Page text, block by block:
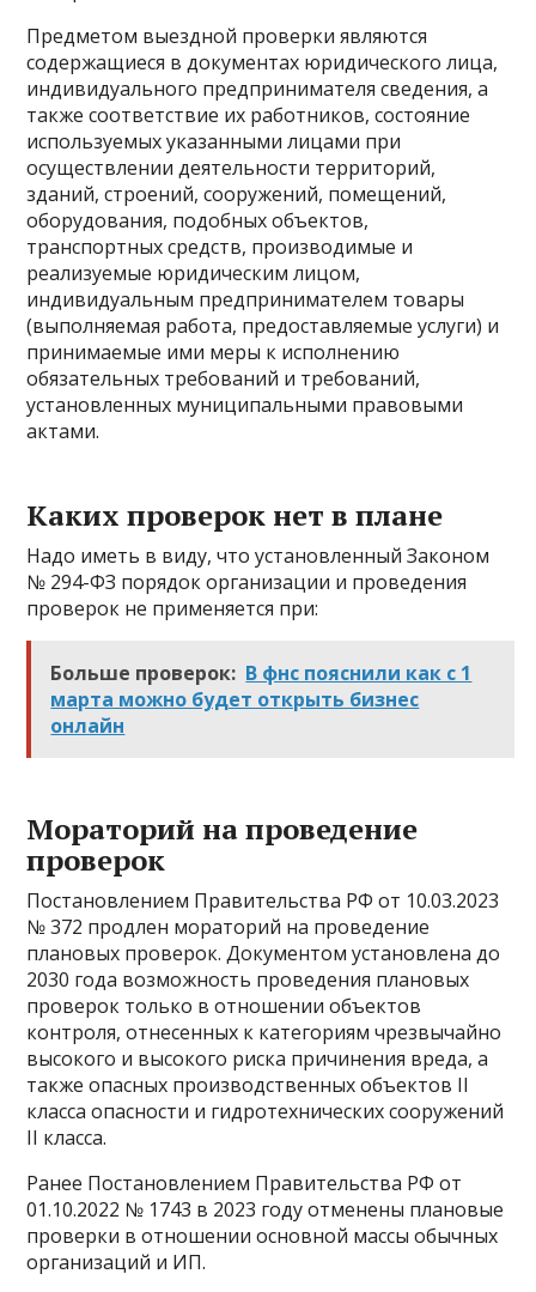
Предметом выездной проверки являются
содержащиеся в документах юридического лица,
индивидуального предпринимателя сведения, а
также соответствие их работников, состояние
используемых указанными лицами при
осуществлении деятельности территорий,
зданий, строений, сооружений, помещений,
оборудования, подобных объектов,
транспортных средств, производимые и
реализуемые юридическим лицом,
индивидуальным предпринимателем товары
(выполняемая работа, предоставляемые услуги) и
принимаемые ими меры к исполнению
обязательных требований и требований,
установленных муниципальными правовыми
актами.
Каких проверок нет в плане
Надо иметь в виду, что установленный Законом
№ 294-ФЗ порядок организации и проведения
проверок не применяется при:
Больше проверок: В фнс пояснили как с 1
марта можно будет открыть бизнес
онлайн
Мораторий на проведение
проверок
Постановлением Правительства РФ от 10.03.2023
№ 372 продлен мораторий на проведение
плановых проверок. Документом установлена до
2030 года возможность проведения плановых
проверок только в отношении объектов
контроля, отнесенных к категориям чрезвычайно
высокого и высокого риска причинения вреда, а
также опасных производственных объектов II
класса опасности и гидротехнических сооружений
II класса.
Ранее Постановлением Правительства РФ от
01.10.2022 № 1743 в 2023 году отменены плановые
проверки в отношении основной массы обычных
организаций и ИП.